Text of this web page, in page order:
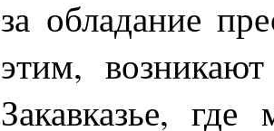
за обладание
этим,
Закавказье,